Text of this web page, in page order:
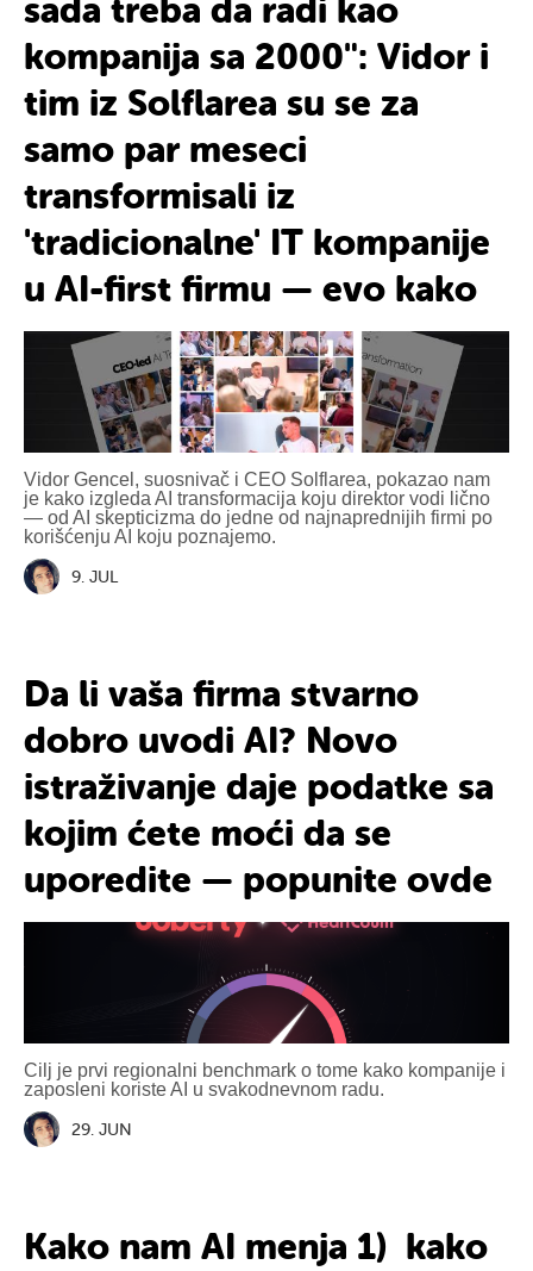
sada treba da radi kao
kompanija sa 2000": Vidor i
tim iz Solflarea su se za
samo par meseci
transformisali iz
'tradicionalne' IT kompanije
u AI-first firmu — evo kako
Vidor Gencel, suosnivač i CEO Solflarea, pokazao nam
je kako izgleda AI transformacija koju direktor vodi lično
— od AI skepticizma do jedne od najnaprednijih firmi po
korišćenju AI koju poznajemo.
9. JUL
Da li vaša firma stvarno
dobro uvodi AI? Novo
istraživanje daje podatke sa
kojim ćete moći da se
uporedite — popunite ovde
Cilj je prvi regionalni benchmark o tome kako kompanije i
zaposleni koriste AI u svakodnevnom radu.
29. JUN
Kako nam AI menja 1) kako